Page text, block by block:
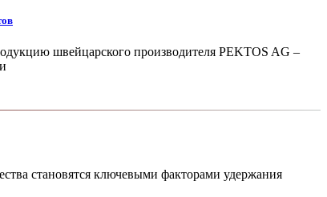
швей­царского производителя PEKTOS AG –
ста­новятся ключевыми факто­рами удержания